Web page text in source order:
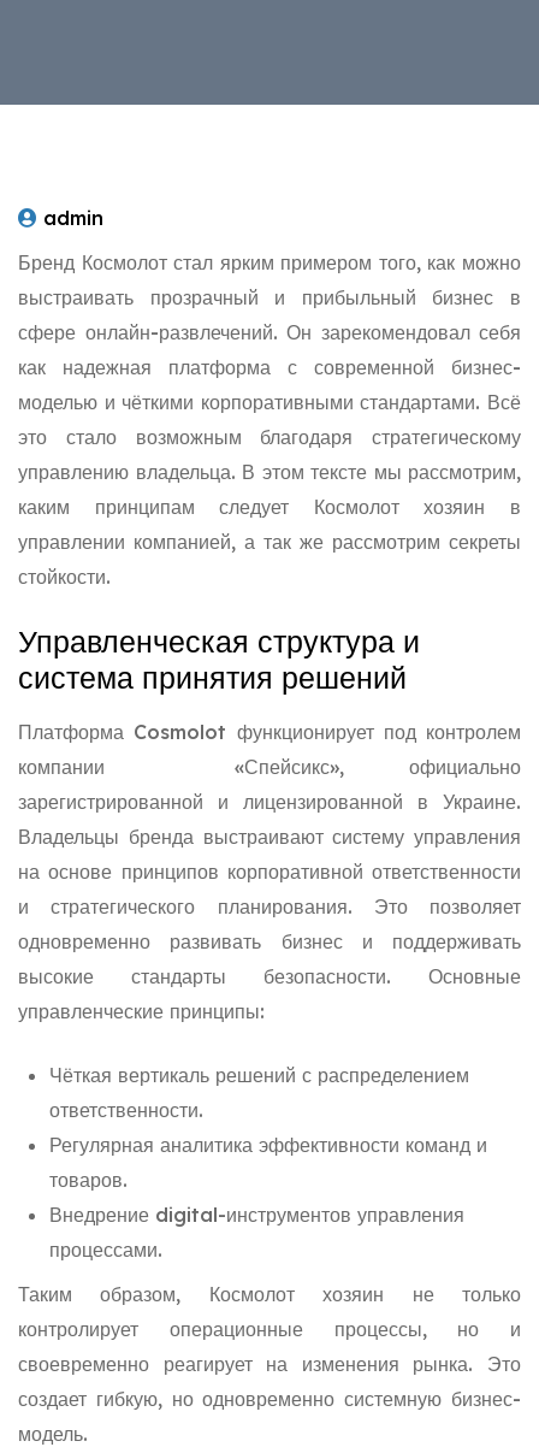
admin
Бренд Космолот стал ярким примером того, как можно
выстраивать прозрачный и прибыльный бизнес в
сфере онлайн-развлечений. Он зарекомендовал себя
как надежная платформа с современной бизнес-
моделью и чёткими корпоративными стандартами. Всё
это стало возможным благодаря стратегическому
управлению владельца. В этом тексте мы рассмотрим,
каким принципам следует Космолот хозяин в
управлении компанией, а так же рассмотрим секреты
стойкости.
Управленческая структура и
система принятия решений
Платформа Cosmolot функционирует под контролем
компании «Спейсикс», официально
зарегистрированной и лицензированной в Украине.
Владельцы бренда выстраивают систему управления
на основе принципов корпоративной ответственности
и стратегического планирования. Это позволяет
одновременно развивать бизнес и поддерживать
высокие стандарты безопасности. Основные
управленческие принципы:
Чёткая вертикаль решений с распределением
ответственности.
Регулярная аналитика эффективности команд и
товаров.
Внедрение digital-инструментов управления
процессами.
Таким образом, Космолот хозяин не только
контролирует операционные процессы, но и
своевременно реагирует на изменения рынка. Это
создает гибкую, но одновременно системную бизнес-
модель.